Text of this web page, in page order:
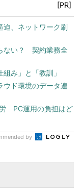
[PR]
、ネットワーク刷
ない？ 契約業務全
み」と「教訓」
ド環境のデータ連
PC運用の負担はど
by